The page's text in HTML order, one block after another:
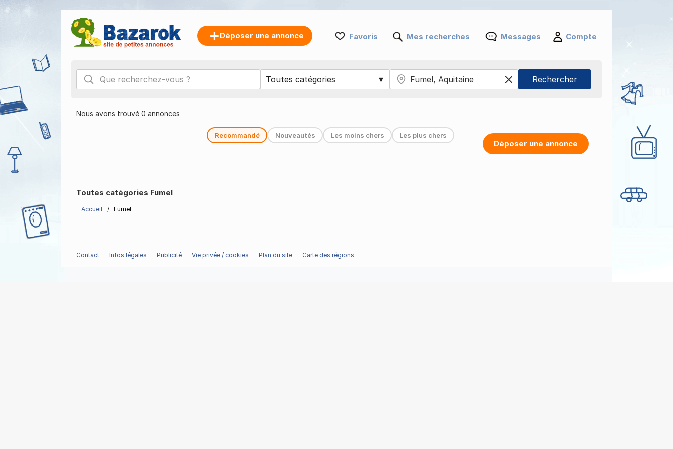
Déposer une annonce Favoris Mes recherches Messages Compte
Nous avons trouvé 0 annonces
Recommandé Nouveautés Les moins chers Les plus chers
Toutes catégories Fumel
Accueil Fumel
Déposer une annonce
Contact Infos légales Publicité Vie privée / cookies Plan du site Carte des régions